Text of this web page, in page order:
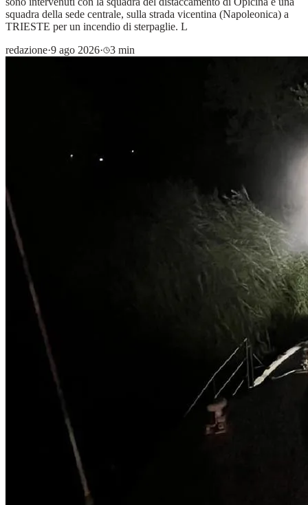
squadra della sede centrale, sulla strada vicentina (Napoleonica) a
TRIESTE per un incendio di sterpaglie. L
redazione·9 ago 2026· 3 min